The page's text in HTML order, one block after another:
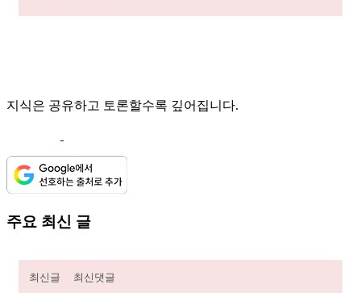
지식은 공유하고 토론할수록 깊어집니다.
주요 최신 글
최신글 최신댓글